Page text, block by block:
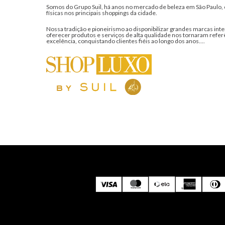
Somos do Grupo Suil, há anos no mercado de beleza em São
físicas nos principais shoppings da cidade.
Nossa tradição e pioneirismo ao disponibilizar grandes marcas
oferecer produtos e serviços de alta qualidade nos tornaram
excelência, conquistando clientes fiéis ao longo dos anos....